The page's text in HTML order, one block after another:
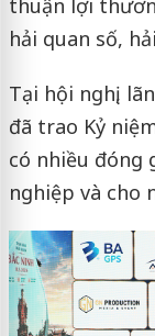
hải quan số,
Tại hội nghị,
đã trao Kỷ
có nhiều đóng
nghiệp và cho